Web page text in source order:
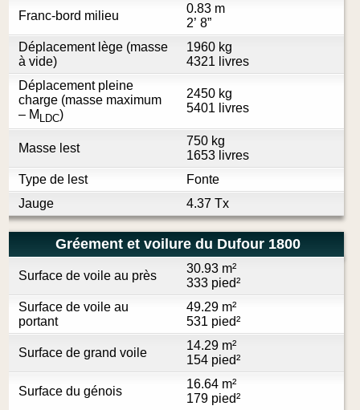
Franc-bord milieu
0.83 m
2’ 8”
Déplacement lège (masse
à vide)
1960 kg
4321 livres
Déplacement pleine
charge (masse maximum
– M
LDC)
2450 kg
5401 livres
Masse lest
750 kg
1653 livres
Type de lest
Fonte
Jauge
4.37 Tx
Gréement et voilure du Dufour 1800
Surface de voile au près
30.93 m²
333 pied²
Surface de voile au
portant
49.29 m²
531 pied²
Surface de grand voile
14.29 m²
154 pied²
Surface du génois
16.64 m²
179 pied²